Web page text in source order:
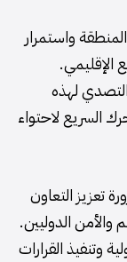
واستمرار
الإقليمي.
لهذه
السريع لاحتواء
تعزيز التعاون
والأمن الدوليين.
وتنفيذ القرارات